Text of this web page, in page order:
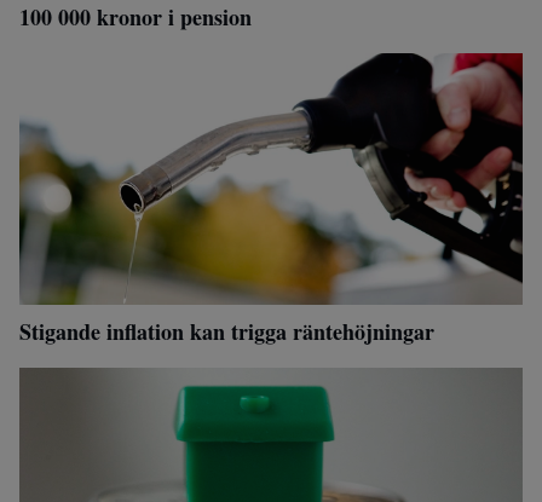
100 000 kronor i pension
Stigande inflation kan trigga räntehöjningar